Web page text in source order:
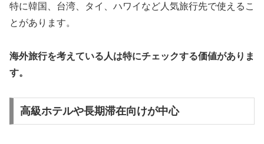
特に韓国、台湾、タイ、ハワイなど人気旅行先で使えるこ
とがあります。
海外旅行を考えている人は特にチェックする価値がありま
す。
高級ホテルや長期滞在向けが中心